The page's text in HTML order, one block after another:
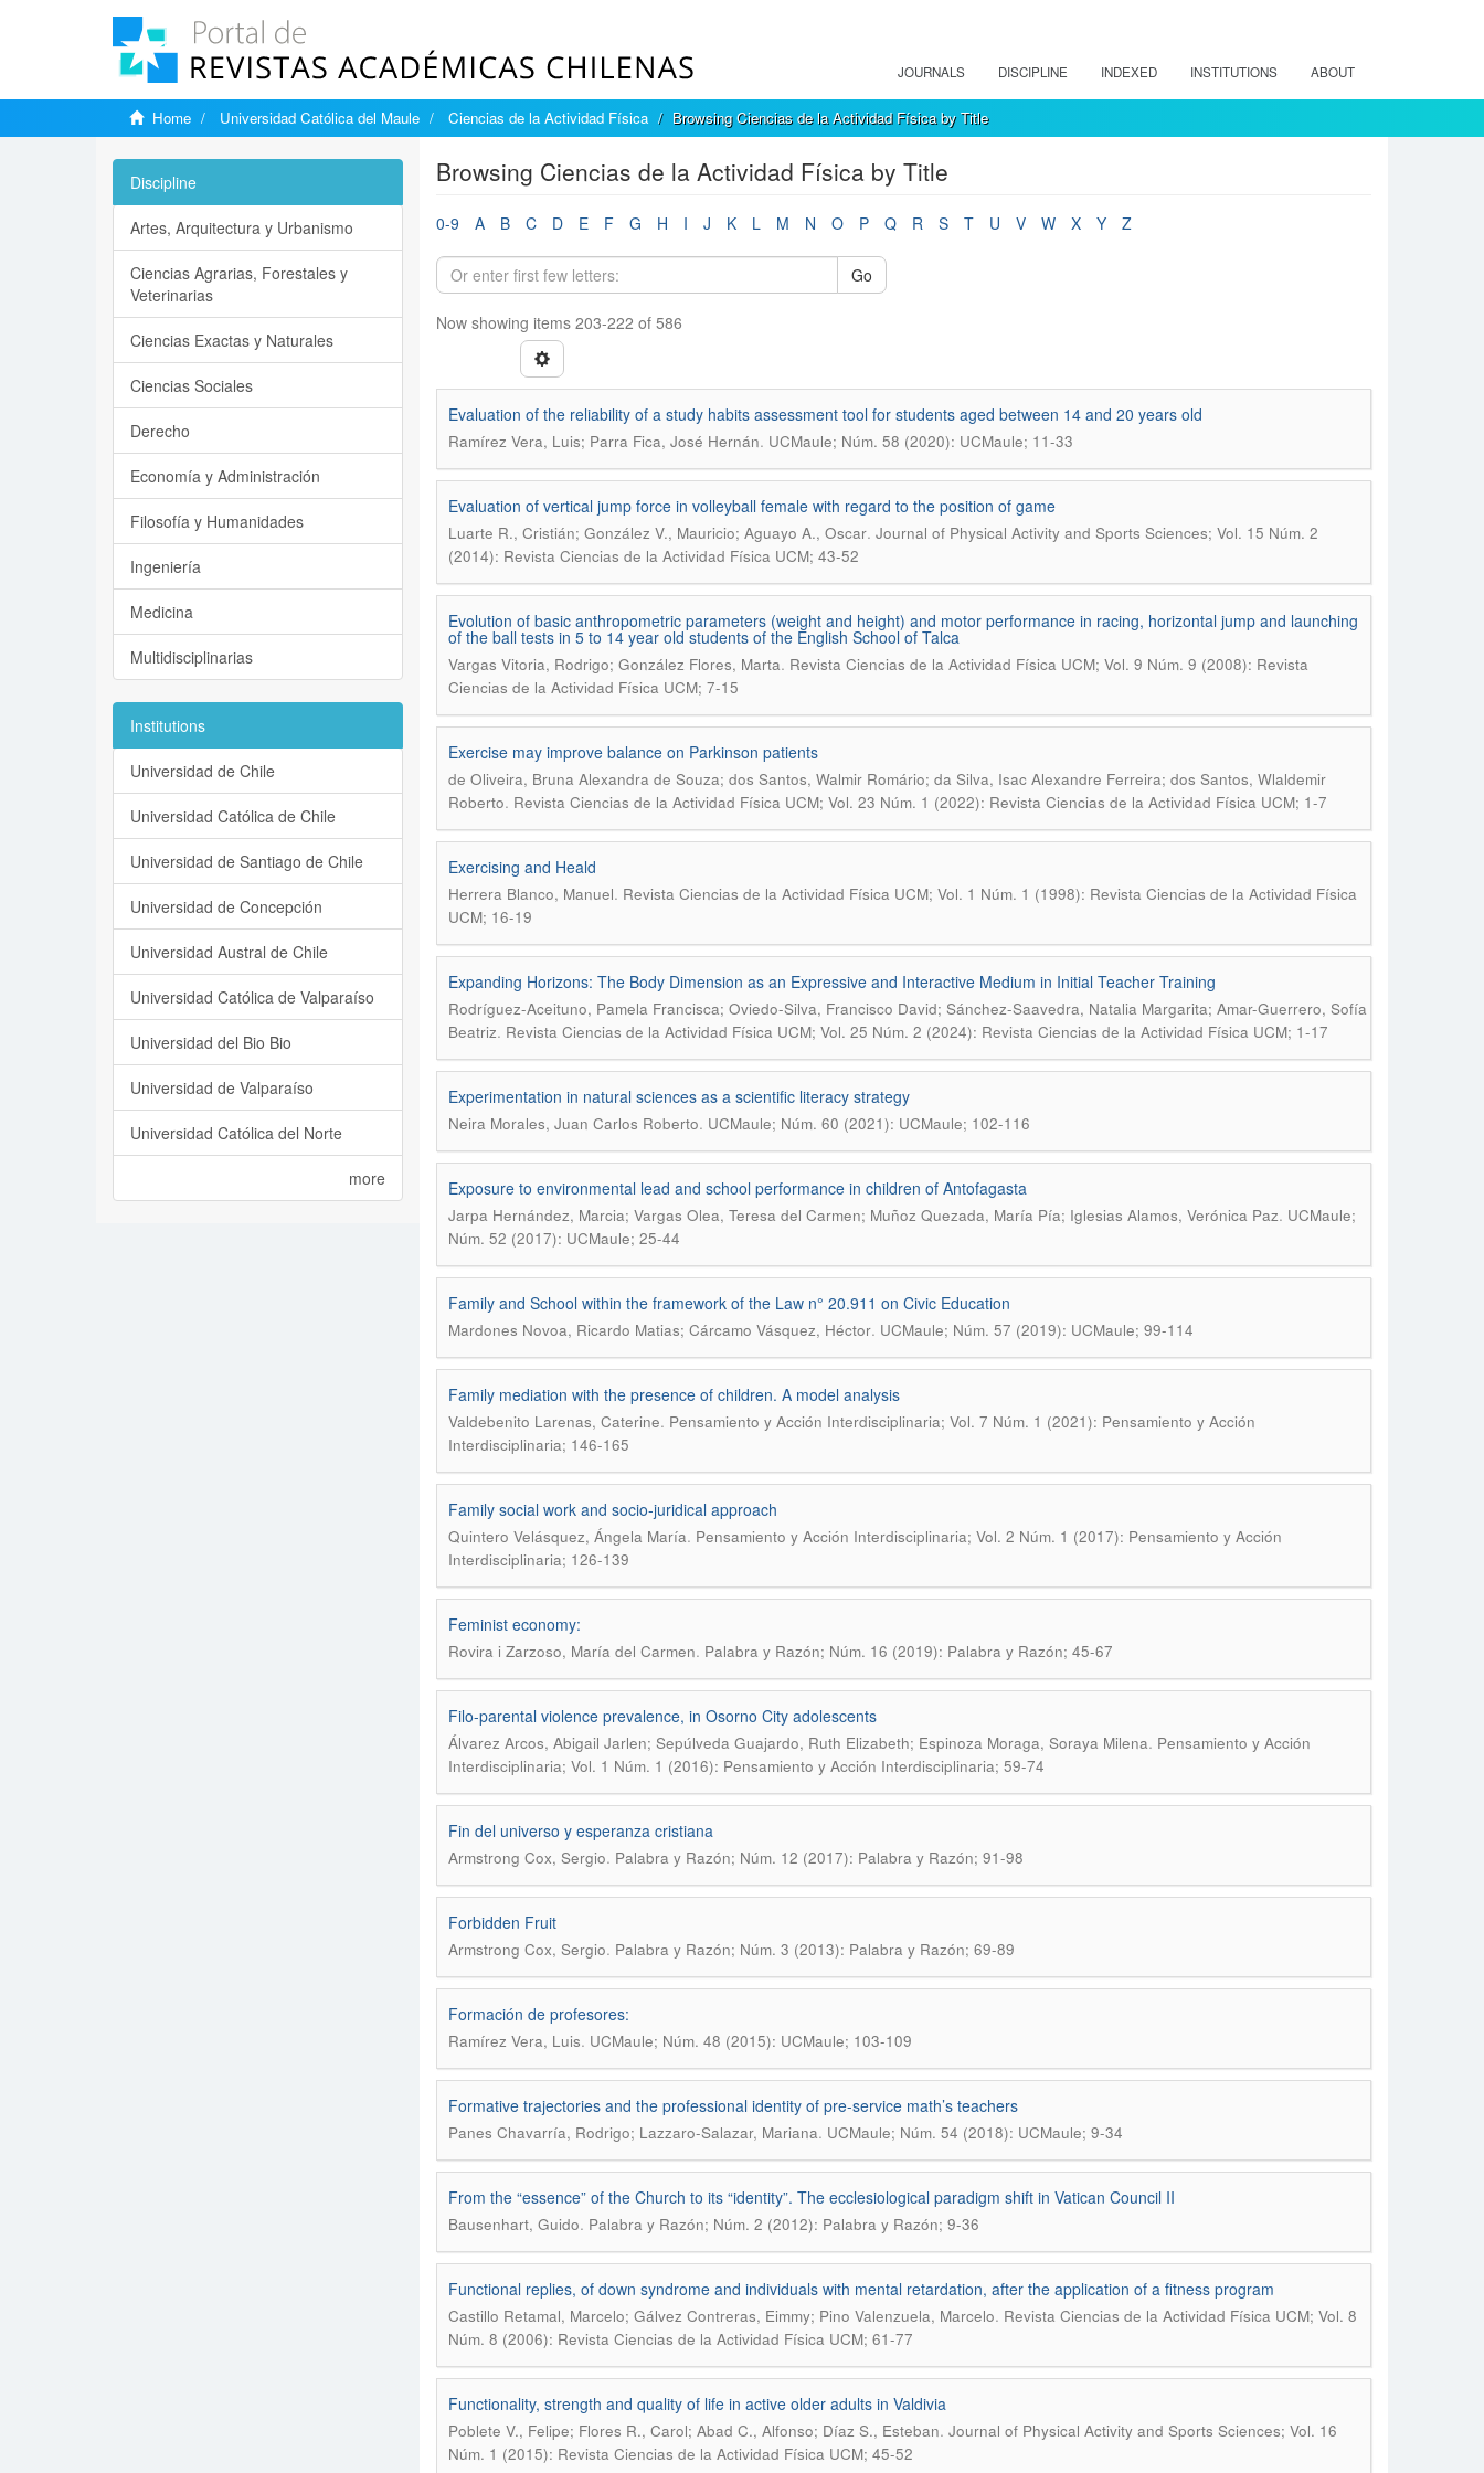
JOURNALS DISCIPLINE INDEXED INSTITUTIONS ABOUT
Home Universidad Católica del Maule Ciencias de la Actividad Física Browsing Ciencias de la Actividad Física by Title
Browsing Ciencias de la Actividad Física by Title
0-9 A B C D E F G H I J K L M N O P Q R S T U V W X Y Z
Go
Now showing items 203-222 of 586
Evaluation of the reliability of a study habits assessment tool for students aged between 14 and 20 years old
Ramírez Vera, Luis; Parra Fica, José Hernán. UCMaule; Núm. 58 (2020): UCMaule; 11-33
Evaluation of vertical jump force in volleyball female with regard to the position of game
Luarte R., Cristián; González V., Mauricio; Aguayo A., Oscar. Journal of Physical Activity and Sports Sciences; Vol. 15 Núm. 2
(2014): Revista Ciencias de la Actividad Física UCM; 43-52
Evolution of basic anthropometric parameters (weight and height) and motor performance in racing, horizontal jump and launching
of the ball tests in 5 to 14 year old students of the English School of Talca
Vargas Vitoria, Rodrigo; González Flores, Marta. Revista Ciencias de la Actividad Física UCM; Vol. 9 Núm. 9 (2008): Revista
Ciencias de la Actividad Física UCM; 7-15
Exercise may improve balance on Parkinson patients
de Oliveira, Bruna Alexandra de Souza; dos Santos, Walmir Romário; da Silva, Isac Alexandre Ferreira; dos Santos, Wlaldemir
Roberto. Revista Ciencias de la Actividad Física UCM; Vol. 23 Núm. 1 (2022): Revista Ciencias de la Actividad Física UCM; 1-7
Exercising and Heald
Herrera Blanco, Manuel. Revista Ciencias de la Actividad Física UCM; Vol. 1 Núm. 1 (1998): Revista Ciencias de la Actividad Física
UCM; 16-19
Expanding Horizons: The Body Dimension as an Expressive and Interactive Medium in Initial Teacher Training
Rodríguez-Aceituno, Pamela Francisca; Oviedo-Silva, Francisco David; Sánchez-Saavedra, Natalia Margarita; Amar-Guerrero, Sofía
Beatriz. Revista Ciencias de la Actividad Física UCM; Vol. 25 Núm. 2 (2024): Revista Ciencias de la Actividad Física UCM; 1-17
Experimentation in natural sciences as a scientific literacy strategy
Neira Morales, Juan Carlos Roberto. UCMaule; Núm. 60 (2021): UCMaule; 102-116
Exposure to environmental lead and school performance in children of Antofagasta
Jarpa Hernández, Marcia; Vargas Olea, Teresa del Carmen; Muñoz Quezada, María Pía; Iglesias Alamos, Verónica Paz. UCMaule;
Núm. 52 (2017): UCMaule; 25-44
Family and School within the framework of the Law n° 20.911 on Civic Education
Mardones Novoa, Ricardo Matias; Cárcamo Vásquez, Héctor. UCMaule; Núm. 57 (2019): UCMaule; 99-114
Family mediation with the presence of children. A model analysis
Valdebenito Larenas, Caterine. Pensamiento y Acción Interdisciplinaria; Vol. 7 Núm. 1 (2021): Pensamiento y Acción
Interdisciplinaria; 146-165
Family social work and socio-juridical approach
Quintero Velásquez, Ángela María. Pensamiento y Acción Interdisciplinaria; Vol. 2 Núm. 1 (2017): Pensamiento y Acción
Interdisciplinaria; 126-139
Feminist economy:
Rovira i Zarzoso, María del Carmen. Palabra y Razón; Núm. 16 (2019): Palabra y Razón; 45-67
Filo-parental violence prevalence, in Osorno City adolescents
Álvarez Arcos, Abigail Jarlen; Sepúlveda Guajardo, Ruth Elizabeth; Espinoza Moraga, Soraya Milena. Pensamiento y Acción
Interdisciplinaria; Vol. 1 Núm. 1 (2016): Pensamiento y Acción Interdisciplinaria; 59-74
Fin del universo y esperanza cristiana
Armstrong Cox, Sergio. Palabra y Razón; Núm. 12 (2017): Palabra y Razón; 91-98
Forbidden Fruit
Armstrong Cox, Sergio. Palabra y Razón; Núm. 3 (2013): Palabra y Razón; 69-89
Formación de profesores:
Ramírez Vera, Luis. UCMaule; Núm. 48 (2015): UCMaule; 103-109
Formative trajectories and the professional identity of pre-service math’s teachers
Panes Chavarría, Rodrigo; Lazzaro-Salazar, Mariana. UCMaule; Núm. 54 (2018): UCMaule; 9-34
From the “essence” of the Church to its “identity”. The ecclesiological paradigm shift in Vatican Council II
Bausenhart, Guido. Palabra y Razón; Núm. 2 (2012): Palabra y Razón; 9-36
Functional replies, of down syndrome and individuals with mental retardation, after the application of a fitness program
Castillo Retamal, Marcelo; Gálvez Contreras, Eimmy; Pino Valenzuela, Marcelo. Revista Ciencias de la Actividad Física UCM; Vol. 8
Núm. 8 (2006): Revista Ciencias de la Actividad Física UCM; 61-77
Functionality, strength and quality of life in active older adults in Valdivia
Poblete V., Felipe; Flores R., Carol; Abad C., Alfonso; Díaz S., Esteban. Journal of Physical Activity and Sports Sciences; Vol. 16
Núm. 1 (2015): Revista Ciencias de la Actividad Física UCM; 45-52
Discipline
Artes, Arquitectura y Urbanismo
Ciencias Agrarias, Forestales y
Veterinarias
Ciencias Exactas y Naturales
Ciencias Sociales
Derecho
Economía y Administración
Filosofía y Humanidades
Ingeniería
Medicina
Multidisciplinarias
Institutions
Universidad de Chile
Universidad Católica de Chile
Universidad de Santiago de Chile
Universidad de Concepción
Universidad Austral de Chile
Universidad Católica de Valparaíso
Universidad del Bio Bio
Universidad de Valparaíso
Universidad Católica del Norte
more